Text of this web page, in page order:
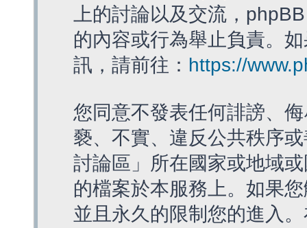
上的討論以及交流，
的內容或行為舉止負責。
訊，請前往： https://
您同意不發表任何誹謗、
褻、不實、違反公共秩序
討論區」所在國家或地域
的檔案於本服務上。如果
並且永久的限制您的進入